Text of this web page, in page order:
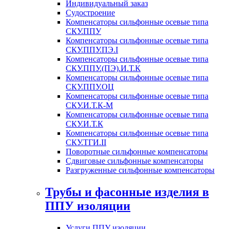
Индивидуальный заказ
Судостроение
Компенсаторы сильфонные осевые типа
СКУ.ППУ
Компенсаторы сильфонные осевые типа
СКУ.ППУ.ПЭ.I
Компенсаторы сильфонные осевые типа
СКУ.ППУ.(ПЭ).И.Т.К
Компенсаторы сильфонные осевые типа
СКУ.ППУ.ОЦ
Компенсаторы сильфонные осевые типа
СКУ.И.Т.К-М
Компенсаторы сильфонные осевые типа
СКУ.И.Т.К
Компенсаторы сильфонные осевые типа
СКУ.ТГИ.II
Поворотные сильфонные компенсаторы
Сдвиговые сильфонные компенсаторы
Разгруженные сильфонные компенсаторы
Трубы и фасонные изделия в
ППУ изоляции